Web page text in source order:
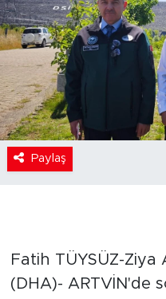
Paylaş
Fatih TÜYSÜZ-Ziya
(DHA)- ARTVİN'de